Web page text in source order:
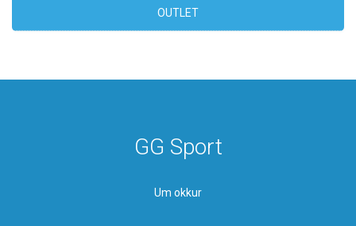
OUTLET
GG Sport
Um okkur